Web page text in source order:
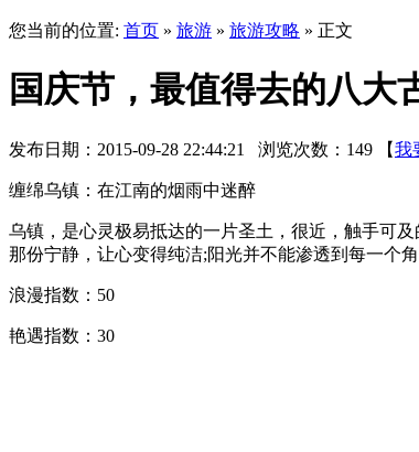
您当前的位置: 首页 » 旅游 » 旅游攻略 » 正文
国庆节，最值得去的八大
发布日期：2015-09-28 22:44:21 浏览次数： 149 【我
缠绵乌镇：在江南的烟雨中迷醉
乌镇，是心灵极易抵达的一片圣土，很近，触手可
那份宁静，让心变得纯洁;阳光并不能渗透到每一个
浪漫指数：50
艳遇指数：30